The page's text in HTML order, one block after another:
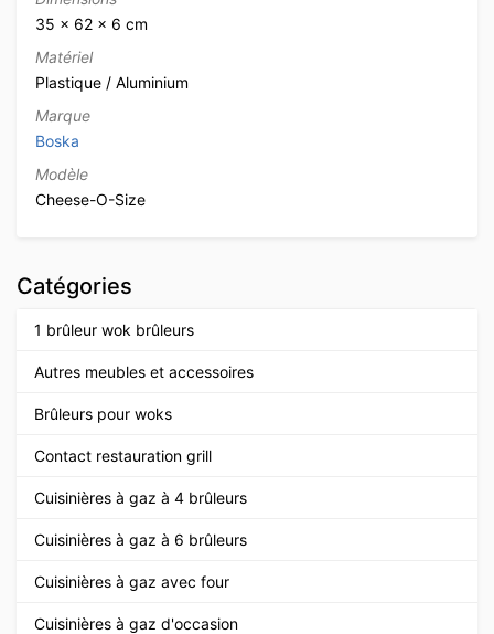
35 × 62 × 6 cm
Matériel
Plastique / Aluminium
Marque
Boska
Modèle
Cheese-O-Size
Catégories
1 brûleur wok brûleurs
Autres meubles et accessoires
Brûleurs pour woks
Contact restauration grill
Cuisinières à gaz à 4 brûleurs
Cuisinières à gaz à 6 brûleurs
Cuisinières à gaz avec four
Cuisinières à gaz d'occasion